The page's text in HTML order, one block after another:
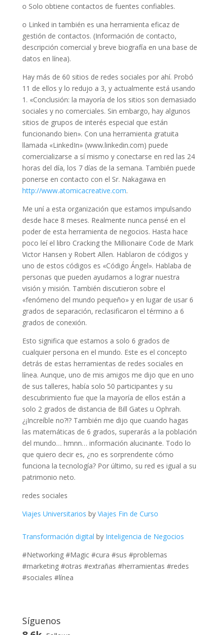
o Solo obtiene contactos de fuentes confiables.
o Linked in también es una herramienta eficaz de
gestión de contactos. (Información de contacto,
descripción comercial y breve biografía en una base de
datos en línea).
Hay más de 60 sitios de redes sociales por ahí. Probó
11 de ellos y lo redujo a 3, y actualmente está usando
1. «Conclusión: la mayoría de los sitios son demasiado
sociales y no comerciales. Sin embargo, hay algunos
sitios de grupos de interés especial que están
funcionando bien». Con una herramienta gratuita
llamada «LinkedIn» (www.linkedin.com) puede
comercializarse a sí mismo y conectarse en red las 24
horas del día, los 7 días de la semana. También puede
ponerse en contacto con el Sr. Nakagawa en
http://www.atomicacreative.com.
Me uní a esta organización que estamos impulsando
desde hace 8 meses. Realmente nunca pensé en el
poder de esta herramienta de negocios. Hasta hace
poco leí el libro Cracking the Millionaire Code de Mark
Victor Hansen y Robert Allen. Hablaron de códigos y
uno de estos códigos es «Código Ángel». Hablaba de
personas que pueden ayudarnos a lograr nuestra
visión y misión. También discutieron sobre el
«fenómeno del mundo pequeño» y en lugar de usar 6
grados de separación, reclasificaron el término a 6
grados de conexión.
Esto significa que estamos a solo 6 grados de
cualquier persona en el mundo. Este es el concepto
detrás de estas herramientas de redes sociales en
línea. Aunque, uno de mis amigos me dijo que en uno
de sus talleres, había solo 50 participantes y su
descubrimiento fue que la mayoría de ellos están a
solo 2 grados de distancia de Bill Gates u Ophrah.
¿¡Increíble no?!? También me dijo que cuando hagas
las matemáticas de 6 grados, superarás a la población
del mundo… hmnn… información alucinante. Todo lo
que quiero decir es, ¿no es sorprendente cómo
funciona la tecnología? Por último, su red es igual a su
patrimonio neto.
redes sociales
Viajes Universitarios by Viajes Fin de Curso
Transformación digital by Inteligencia de Negocios
#Networking #Magic #cura #sus #problemas
#marketing #otras #extrañas #herramientas #redes
#sociales #línea
Síguenos